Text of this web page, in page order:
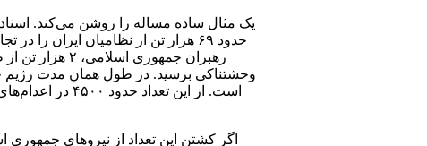
یک مثال ساده مساله را روشن می‌کند.
رهبران
اگر کشتن این تعداد از نیروهای